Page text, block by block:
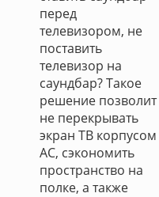
перед
телевизором, не
поставить
телевизор на
саундбар? Такое
решение позволит
не перекрывать
экран ТВ корпусом
АС, сэкономить
пространство на
полке, а также